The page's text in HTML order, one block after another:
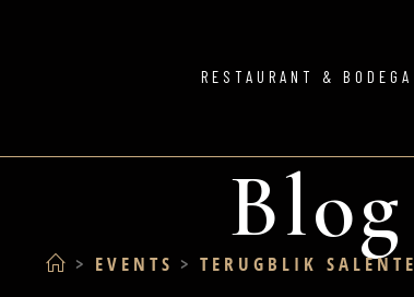
RESTAURANT & BODEGA
Blog
> EVENTS > TERUGBLIK